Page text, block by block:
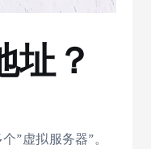
址？
”虚拟服务器”。